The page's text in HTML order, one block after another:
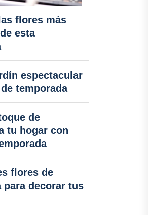
flores más
esta
espectacular
temporada
de
tu hogar con
flores de
para decorar tus